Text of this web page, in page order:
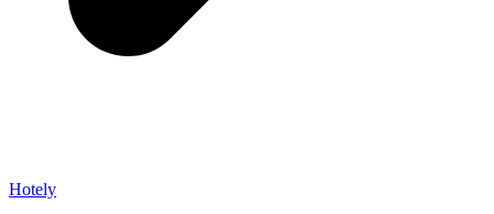
Hotely